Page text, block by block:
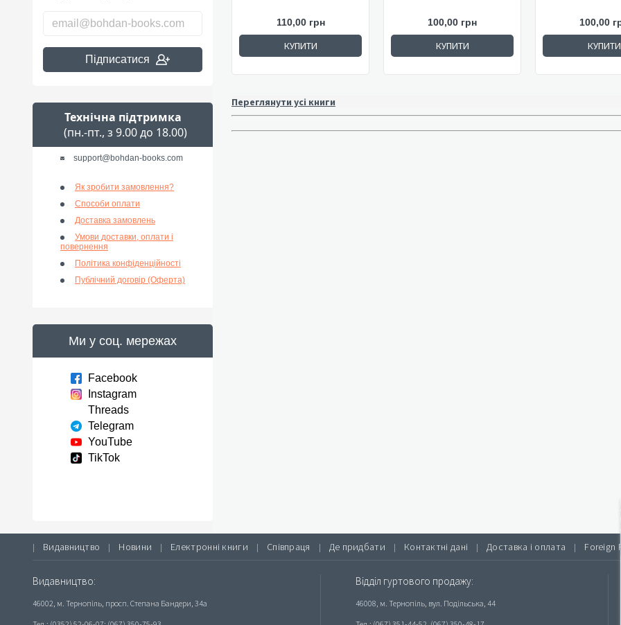
Підписатися
Технічна підтримка
(пн.-пт., з 9.00 до 18.00)
support@bohdan-books.com
Як зробити замовлення?
Способи оплати
Доставка замовлень
Умови доставки, оплати і
повернення
Політика конфіденційності
Публічний договір (Оферта)
Ми у соц. мережах
Facebook
Instagram
Threads
Telegram
YouTube
TikTok
110,00 грн
КУПИТИ
100,00 грн
КУПИТИ
100,00
КУПИТИ
Переглянути усі книги
| Видавництво | Новини | Електронні книги | Співпраця | Де придбати | Контактні дані | Доставка і оплата | Foreign
Видавництво:
46002, м. Тернопіль, просп. Степана Бандери, 34а
Відділ гуртового продажу:
46008, м. Тернопіль, вул. Подільська, 44